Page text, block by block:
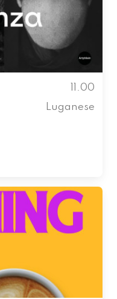
11.00
Luganese